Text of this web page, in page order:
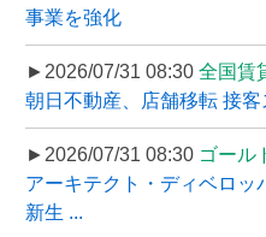
事業を強化
►2026/07/31 08:30 全国賃
朝日不動産、店舗移転 接
►2026/07/31 08:30 ゴール
アーキテクト・ディベロ
新生 ...